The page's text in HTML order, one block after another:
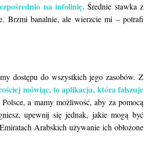
na infolinię. Średnie stawka z
Brzmi banalnie, ale wierzcie mi – potrafi
dostępu do wszystkich jego zasobów. Z
mówiąc, to aplikacja, która fałszuje
a mamy możliwość, aby za pomocą
upewnij się jednak, jakie mogą być
Arabskich używanie ich obłożone